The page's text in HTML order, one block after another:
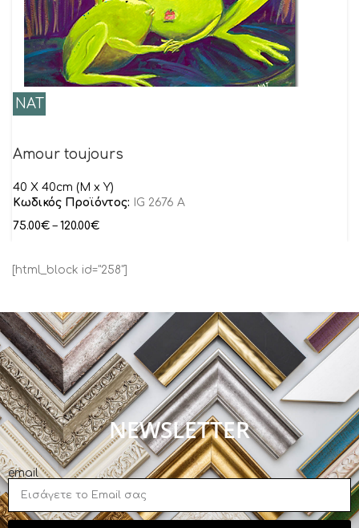
NAT
Amour toujours
40 Χ 40cm (Μ x Υ)
Κωδικός Προϊόντος:
IG 2676 A
75.00€ – 120.00€
[html_block id="258"]
NEWSLETTER
email